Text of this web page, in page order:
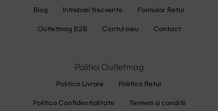
Blog Intrebari frecvente Formular Retur
Outletmag B2B Contul meu Contact
Politici Outletmag
Politica Livrare Politica Retur
Politica Confidentialitate Termeni si conditii